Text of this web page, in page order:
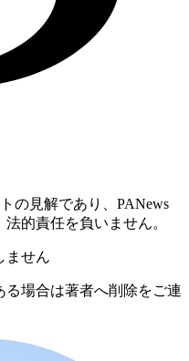
の見解であり、PANews
的責任を負いません。
ません
場合は著者へ削除をご連